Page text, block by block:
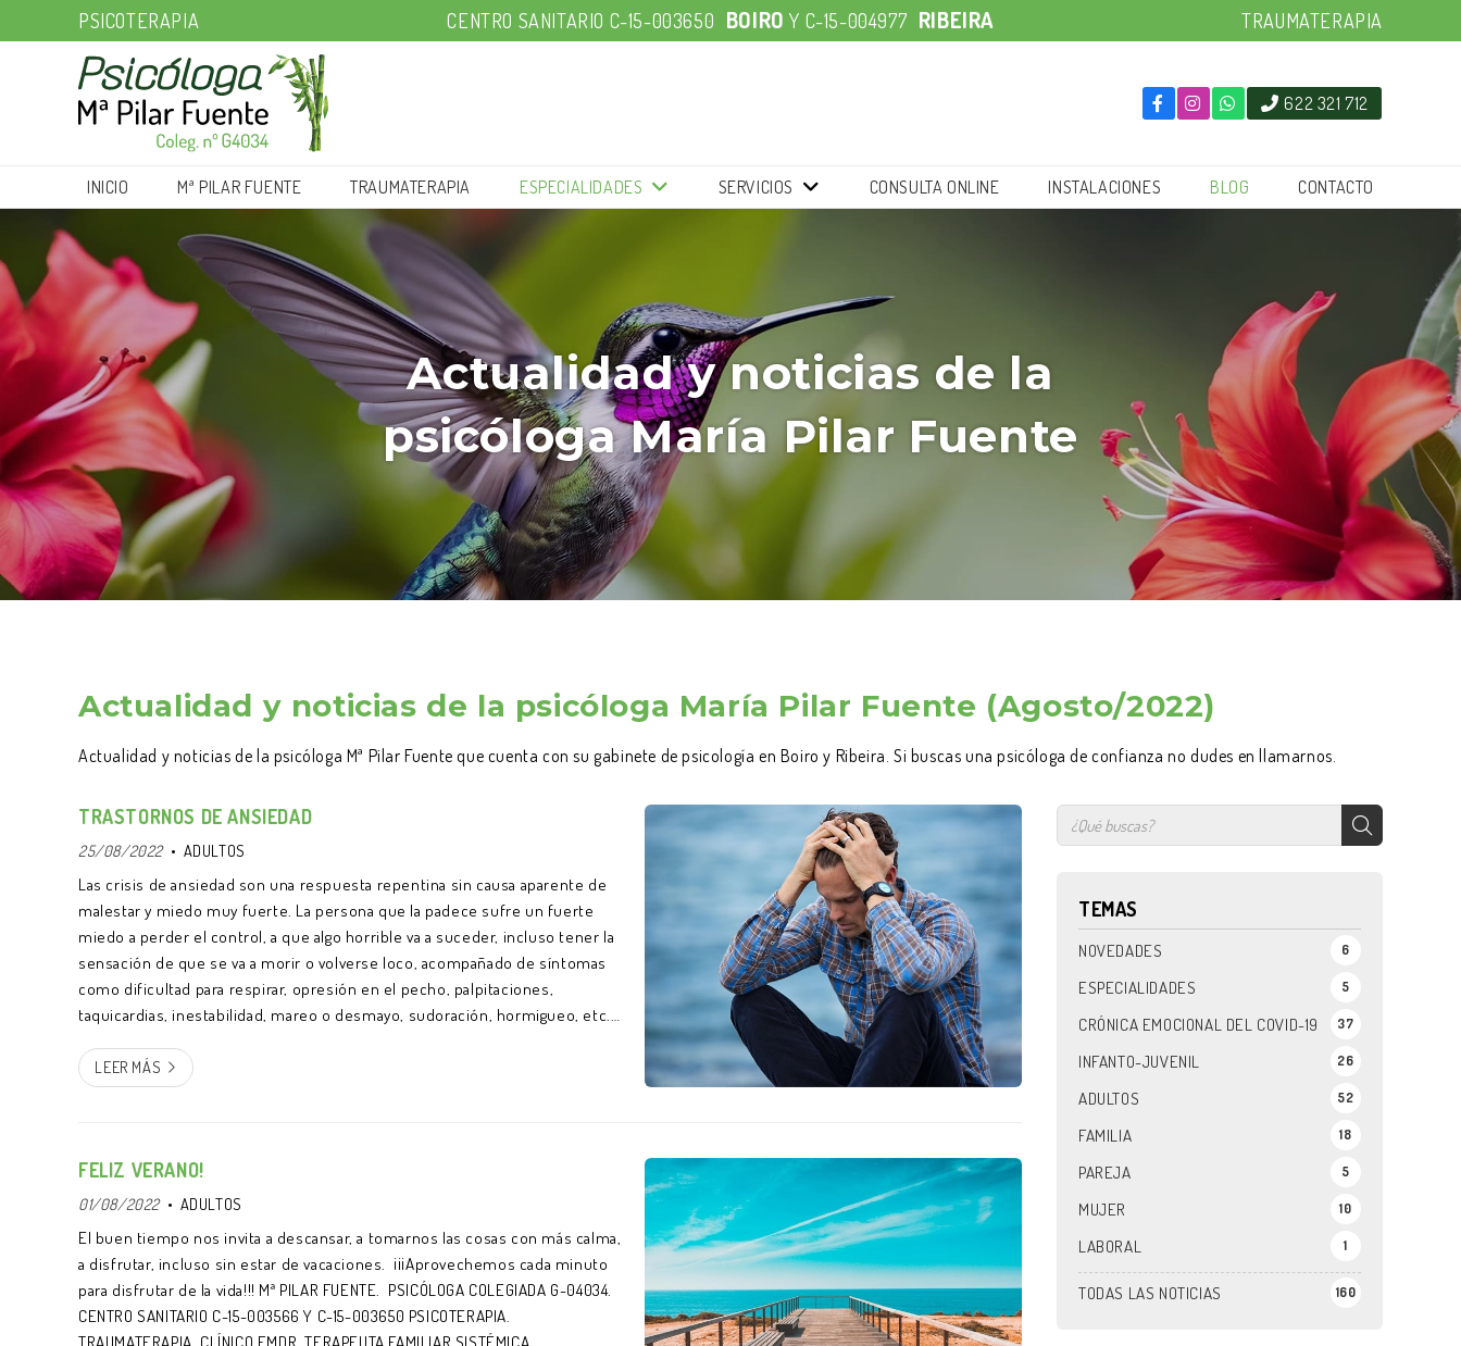
PSICOTERAPIA CENTRO SANITARIO C-15-003650 BOIRO Y C-15-004977 RIBEIRA TRAUMATERAPIA
622 321 712
INICIO Mª PILAR FUENTE TRAUMATERAPIA ESPECIALIDADES SERVICIOS CONSULTA ONLINE INSTALACIONES BLOG CONTACTO
Actualidad y noticias de la
psicóloga María Pilar Fuente
Actualidad y noticias de la psicóloga María Pilar Fuente (Agosto/2022)
Actualidad y noticias de la psicóloga Mª Pilar Fuente que cuenta con su gabinete de psicología en Boiro y Ribeira. Si buscas una psicóloga de confianza no dudes en llamarnos.
TEMAS
TODAS LAS NOTICIAS 160
NOVEDADES 6
ESPECIALIDADES 5
CRÓNICA EMOCIONAL DEL COVID-19 37
INFANTO-JUVENIL 26
ADULTOS 52
FAMILIA 18
PAREJA 5
MUJER 10
LABORAL 1
TRASTORNOS DE ANSIEDAD
25/08/2022 ADULTOS
Las crisis de ansiedad son una respuesta repentina sin causa aparente de
malestar y miedo muy fuerte. La persona que la padece sufre un fuerte
miedo a perder el control, a que algo horrible va a suceder, incluso tener la
sensación de que se va a morir o volverse loco, acompañado de síntomas
como dificultad para respirar, opresión en el pecho, palpitaciones,
taquicardias, inestabilidad, mareo o desmayo, sudoración, hormigueo, etc.
LEER MÁS
FELIZ VERANO!
01/08/2022 ADULTOS
El buen tiempo nos invita a descansar, a tomarnos las cosas con más calma,
a disfrutar, incluso sin estar de vacaciones. ¡¡¡Aprovechemos cada minuto
para disfrutar de la vida!!! Mª PILAR FUENTE. PSICÓLOGA COLEGIADA G-04034.
CENTRO SANITARIO C-15-003566 Y C-15-003650 PSICOTERAPIA.